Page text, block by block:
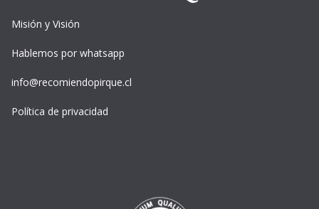
Misión y Visión
Hablemos por whatsapp
info@recomiendopirque.cl
Política de privacidad